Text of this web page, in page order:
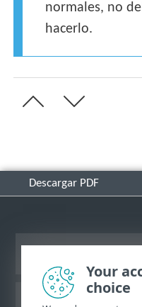
normales, no
hacerlo.
Descargar PDF
Base de
Your
choice